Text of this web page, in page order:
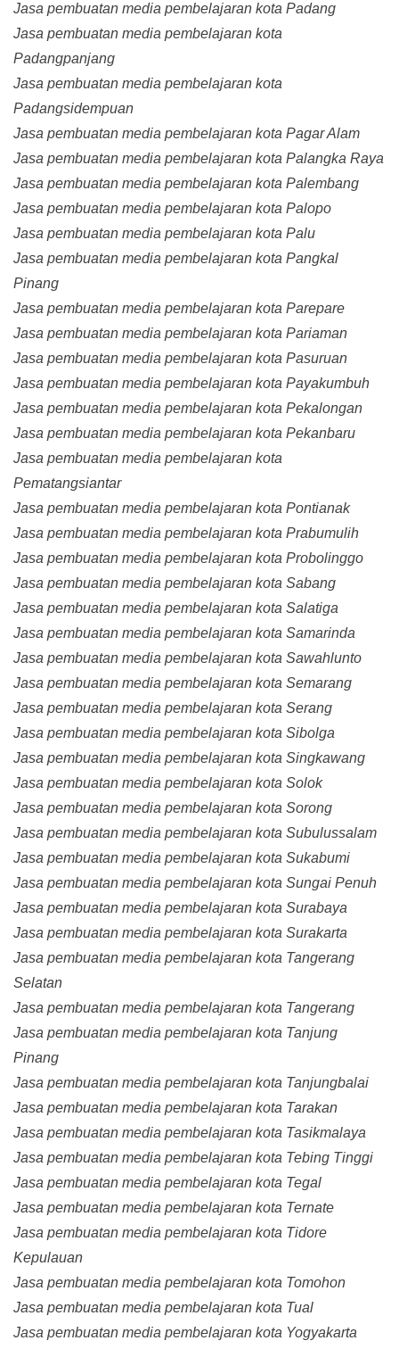
Jasa pembuatan media pembelajaran kota Padang
Jasa pembuatan media pembelajaran kota
Padangpanjang
Jasa pembuatan media pembelajaran kota
Padangsidempuan
Jasa pembuatan media pembelajaran kota Pagar Alam
Jasa pembuatan media pembelajaran kota Palangka Raya
Jasa pembuatan media pembelajaran kota Palembang
Jasa pembuatan media pembelajaran kota Palopo
Jasa pembuatan media pembelajaran kota Palu
Jasa pembuatan media pembelajaran kota Pangkal
Pinang
Jasa pembuatan media pembelajaran kota Parepare
Jasa pembuatan media pembelajaran kota Pariaman
Jasa pembuatan media pembelajaran kota Pasuruan
Jasa pembuatan media pembelajaran kota Payakumbuh
Jasa pembuatan media pembelajaran kota Pekalongan
Jasa pembuatan media pembelajaran kota Pekanbaru
Jasa pembuatan media pembelajaran kota
Pematangsiantar
Jasa pembuatan media pembelajaran kota Pontianak
Jasa pembuatan media pembelajaran kota Prabumulih
Jasa pembuatan media pembelajaran kota Probolinggo
Jasa pembuatan media pembelajaran kota Sabang
Jasa pembuatan media pembelajaran kota Salatiga
Jasa pembuatan media pembelajaran kota Samarinda
Jasa pembuatan media pembelajaran kota Sawahlunto
Jasa pembuatan media pembelajaran kota Semarang
Jasa pembuatan media pembelajaran kota Serang
Jasa pembuatan media pembelajaran kota Sibolga
Jasa pembuatan media pembelajaran kota Singkawang
Jasa pembuatan media pembelajaran kota Solok
Jasa pembuatan media pembelajaran kota Sorong
Jasa pembuatan media pembelajaran kota Subulussalam
Jasa pembuatan media pembelajaran kota Sukabumi
Jasa pembuatan media pembelajaran kota Sungai Penuh
Jasa pembuatan media pembelajaran kota Surabaya
Jasa pembuatan media pembelajaran kota Surakarta
Jasa pembuatan media pembelajaran kota Tangerang
Selatan
Jasa pembuatan media pembelajaran kota Tangerang
Jasa pembuatan media pembelajaran kota Tanjung
Pinang
Jasa pembuatan media pembelajaran kota Tanjungbalai
Jasa pembuatan media pembelajaran kota Tarakan
Jasa pembuatan media pembelajaran kota Tasikmalaya
Jasa pembuatan media pembelajaran kota Tebing Tinggi
Jasa pembuatan media pembelajaran kota Tegal
Jasa pembuatan media pembelajaran kota Ternate
Jasa pembuatan media pembelajaran kota Tidore
Kepulauan
Jasa pembuatan media pembelajaran kota Tomohon
Jasa pembuatan media pembelajaran kota Tual
Jasa pembuatan media pembelajaran kota Yogyakarta